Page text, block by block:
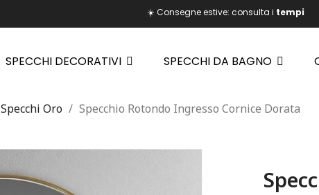
☀️ Consegne estive: consulta i tempi
SPECCHI DECORATIVI SPECCHI DA BAGNO
Specchi Oro Specchio Rotondo Ingresso Cornice Dorata